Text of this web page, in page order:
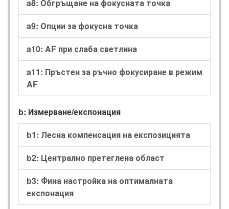
a8: Обгръщане на фокусната точка
a9: Опции за фокусна точка
a10: AF при слаба светлина
a11: Пръстен за ръчно фокусиране в режим
AF
b: Измерване/експонация
b1: Лесна компенсация на експозицията
b2: Централно претеглена област
b3: Фина настройка на оптималната
експонация